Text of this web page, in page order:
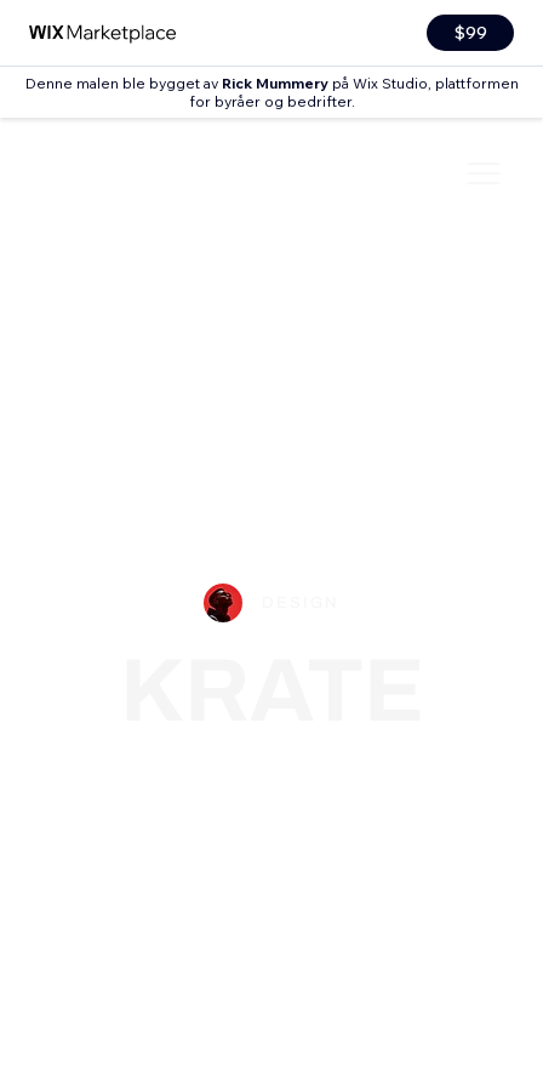
$99
Denne malen ble bygget av Rick Mummerypå Wix Studio, plattformen
for byråer og bedrifter.